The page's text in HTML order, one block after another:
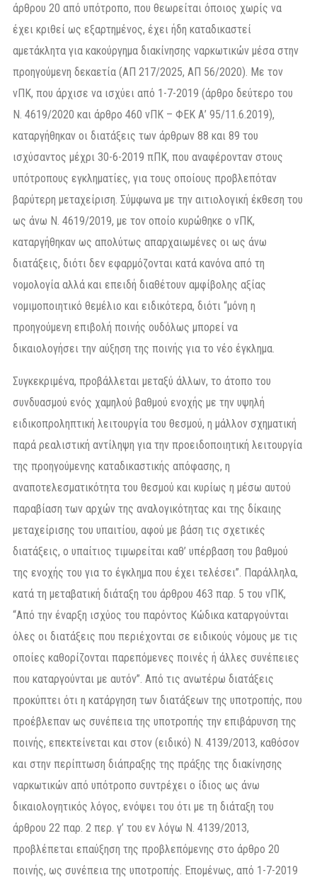
άρθρου 20 από υπότροπο, που θεωρείται όποιος χωρίς να
έχει κριθεί ως εξαρτημένος, έχει ήδη καταδικαστεί
αμετάκλητα για κακούργημα διακίνησης ναρκωτικών μέσα στην
προηγούμενη δεκαετία (ΑΠ 217/2025, ΑΠ 56/2020). Με τον
νΠΚ, που άρχισε να ισχύει από 1-7-2019 (άρθρο δεύτερο του
Ν. 4619/2020 και άρθρο 460 νΠΚ – ΦΕΚ Α’ 95/11.6.2019),
καταργήθηκαν οι διατάξεις των άρθρων 88 και 89 του
ισχύσαντος μέχρι 30-6-2019 πΠΚ, που αναφέρονταν στους
υπότροπους εγκληματίες, για τους οποίους προβλεπόταν
βαρύτερη μεταχείριση. Σύμφωνα με την αιτιολογική έκθεση του
ως άνω Ν. 4619/2019, με τον οποίο κυρώθηκε ο νΠΚ,
καταργήθηκαν ως απολύτως απαρχαιωμένες οι ως άνω
διατάξεις, διότι δεν εφαρμόζονται κατά κανόνα από τη
νομολογία αλλά και επειδή διαθέτουν αμφίβολης αξίας
νομιμοποιητικό θεμέλιο και ειδικότερα, διότι “μόνη η
προηγούμενη επιβολή ποινής ουδόλως μπορεί να
δικαιολογήσει την αύξηση της ποινής για το νέο έγκλημα.
Συγκεκριμένα, προβάλλεται μεταξύ άλλων, το άτοπο του
συνδυασμού ενός χαμηλού βαθμού ενοχής με την υψηλή
ειδικοπροληπτική λειτουργία του θεσμού, η μάλλον σχηματική
παρά ρεαλιστική αντίληψη για την προειδοποιητική λειτουργία
της προηγούμενης καταδικαστικής απόφασης, η
αναποτελεσματικότητα του θεσμού και κυρίως η μέσω αυτού
παραβίαση των αρχών της αναλογικότητας και της δίκαιης
μεταχείρισης του υπαιτίου, αφού με βάση τις σχετικές
διατάξεις, ο υπαίτιος τιμωρείται καθ’ υπέρβαση του βαθμού
της ενοχής του για το έγκλημα που έχει τελέσει”. Παράλληλα,
κατά τη μεταβατική διάταξη του άρθρου 463 παρ. 5 του νΠΚ,
“Από την έναρξη ισχύος του παρόντος Κώδικα καταργούνται
όλες οι διατάξεις που περιέχονται σε ειδικούς νόμους με τις
οποίες καθορίζονται παρεπόμενες ποινές ή άλλες συνέπειες
που καταργούνται με αυτόν”. Από τις ανωτέρω διατάξεις
προκύπτει ότι η κατάργηση των διατάξεων της υποτροπής, που
προέβλεπαν ως συνέπεια της υποτροπής την επιβάρυνση της
ποινής, επεκτείνεται και στον (ειδικό) Ν. 4139/2013, καθόσον
και στην περίπτωση διάπραξης της πράξης της διακίνησης
ναρκωτικών από υπότροπο συντρέχει ο ίδιος ως άνω
δικαιολογητικός λόγος, ενόψει του ότι με τη διάταξη του
άρθρου 22 παρ. 2 περ. γ’ του εν λόγω Ν. 4139/2013,
προβλέπεται επαύξηση της προβλεπόμενης στο άρθρο 20
ποινής, ως συνέπεια της υποτροπής. Επομένως, από 1-7-2019